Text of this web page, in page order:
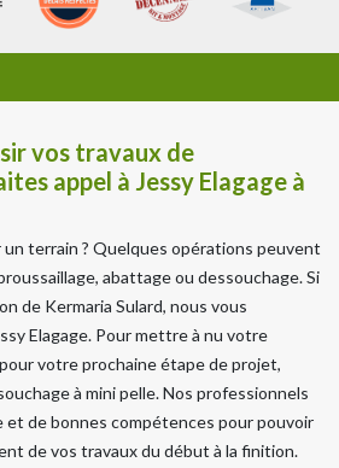
vos travaux de
appel à Jessy Elagage à
un terrain ? Quelques opérations peuvent
abattage ou dessouchage. Si
de Kermaria Sulard, nous vous
Elagage. Pour mettre à nu votre
votre prochaine étape de projet,
à mini pelle. Nos professionnels
et de bonnes compétences pour pouvoir
de vos travaux du début à la finition.